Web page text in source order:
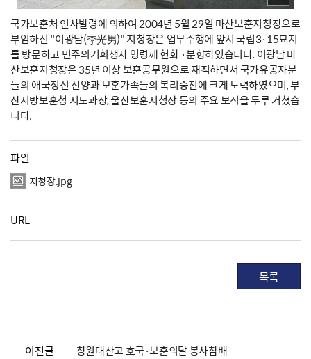
국가보훈처 인사발령에 의하여 2004년 5월 29일 마산보훈지청장으로
부임하신 "이광남(李光男)" 지청장은 업무수행에 앞서 국립3·15묘지
를 방문하고 민주의거희생자 영령께 헌화 ·분향하였습니다. 이광남 마
산보훈지청장은 35년 이상 보훈공무원으로 재직하면서 국가유공자분
들의 애국정신 선양과 보훈가족들의 복리증진에 크게 노력하였으며, 부
산지방보훈청 지도과장, 울산보훈지청장 등의 주요 보직을 두루 거쳤습
니다.
파일
지청장.jpg
URL
목록
이전글 창원대산고 호국·보훈의달 봉사참배